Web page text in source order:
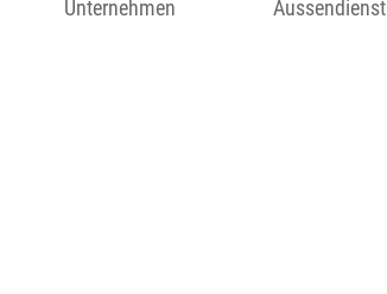
Unternehmen Aussendienst